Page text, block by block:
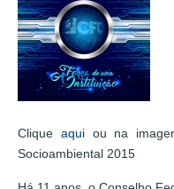
Clique aquiou na
Socioambiental 2015